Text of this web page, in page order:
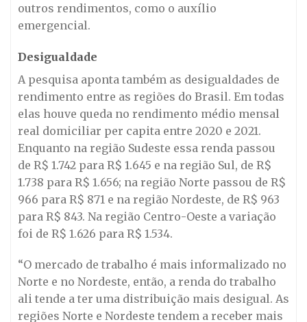
outros rendimentos, como o auxílio
emergencial.
Desigualdade
A pesquisa aponta também as desigualdades de
rendimento entre as regiões do Brasil. Em todas
elas houve queda no rendimento médio mensal
real domiciliar per capita entre 2020 e 2021.
Enquanto na região Sudeste essa renda passou
de R$ 1.742 para R$ 1.645 e na região Sul, de R$
1.738 para R$ 1.656; na região Norte passou de R$
966 para R$ 871 e na região Nordeste, de R$ 963
para R$ 843. Na região Centro-Oeste a variação
foi de R$ 1.626 para R$ 1.534.
“O mercado de trabalho é mais informalizado no
Norte e no Nordeste, então, a renda do trabalho
ali tende a ter uma distribuição mais desigual. As
regiões Norte e Nordeste tendem a receber mais